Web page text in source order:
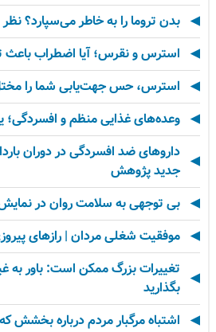
بدن تروما را به خاطر می‌سپارد؟
استرس و نقرس؛ آیا اضطراب
استرس، حس جهت‌یابی شما را
وعده‌های غذایی منظم و
داروهای ضد افسردگی در دوران
جدید پژوهش
بی توجهی به سلامت روان در
موفقیت شغلی مردان | رازهای
تغییرات بزرگ ممکن است: باور به
بگذارید
اشتباه مرگبار مردم درباره بخشش